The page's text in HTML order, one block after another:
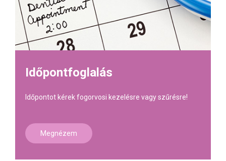
Időpontfoglalás
Időpontot kérek fogorvosi kezelésre vagy szűrésre!
Megnézem